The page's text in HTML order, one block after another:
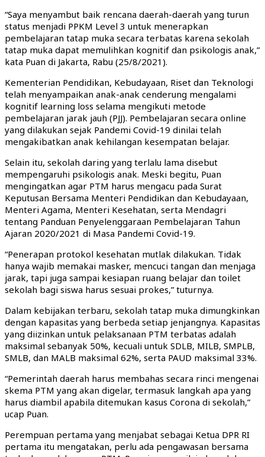
“Saya menyambut baik rencana daerah-daerah yang turun
status menjadi PPKM Level 3 untuk menerapkan
pembelajaran tatap muka secara terbatas karena sekolah
tatap muka dapat memulihkan kognitif dan psikologis anak,”
kata Puan di Jakarta, Rabu (25/8/2021).
Kementerian Pendidikan, Kebudayaan, Riset dan Teknologi
telah menyampaikan anak-anak cenderung mengalami
kognitif learning loss selama mengikuti metode
pembelajaran jarak jauh (PJJ). Pembelajaran secara online
yang dilakukan sejak Pandemi Covid-19 dinilai telah
mengakibatkan anak kehilangan kesempatan belajar.
Selain itu, sekolah daring yang terlalu lama disebut
mempengaruhi psikologis anak. Meski begitu, Puan
mengingatkan agar PTM harus mengacu pada Surat
Keputusan Bersama Menteri Pendidikan dan Kebudayaan,
Menteri Agama, Menteri Kesehatan, serta Mendagri
tentang Panduan Penyelenggaraan Pembelajaran Tahun
Ajaran 2020/2021 di Masa Pandemi Covid-19.
“Penerapan protokol kesehatan mutlak dilakukan. Tidak
hanya wajib memakai masker, mencuci tangan dan menjaga
jarak, tapi juga sampai kesiapan ruang belajar dan toilet
sekolah bagi siswa harus sesuai prokes,” tuturnya.
Dalam kebijakan terbaru, sekolah tatap muka dimungkinkan
dengan kapasitas yang berbeda setiap jenjangnya. Kapasitas
yang diizinkan untuk pelaksanaan PTM terbatas adalah
maksimal sebanyak 50%, kecuali untuk SDLB, MILB, SMPLB,
SMLB, dan MALB maksimal 62%, serta PAUD maksimal 33%.
“Pemerintah daerah harus membahas secara rinci mengenai
skema PTM yang akan digelar, termasuk langkah apa yang
harus diambil apabila ditemukan kasus Corona di sekolah,”
ucap Puan.
Perempuan pertama yang menjabat sebagai Ketua DPR RI
pertama itu mengatakan, perlu ada pengawasan bersama